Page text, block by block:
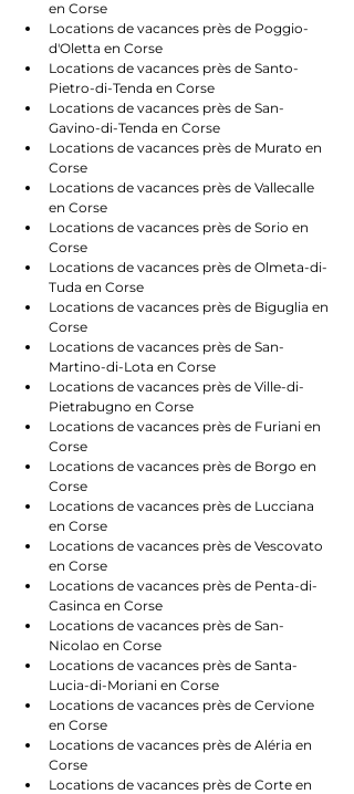
en Corse
Locations de vacances près de Poggio-
d'Oletta en Corse
Locations de vacances près de Santo-
Pietro-di-Tenda en Corse
Locations de vacances près de San-
Gavino-di-Tenda en Corse
Locations de vacances près de Murato en
Corse
Locations de vacances près de Vallecalle
en Corse
Locations de vacances près de Sorio en
Corse
Locations de vacances près de Olmeta-di-
Tuda en Corse
Locations de vacances près de Biguglia en
Corse
Locations de vacances près de San-
Martino-di-Lota en Corse
Locations de vacances près de Ville-di-
Pietrabugno en Corse
Locations de vacances près de Furiani en
Corse
Locations de vacances près de Borgo en
Corse
Locations de vacances près de Lucciana
en Corse
Locations de vacances près de Vescovato
en Corse
Locations de vacances près de Penta-di-
Casinca en Corse
Locations de vacances près de San-
Nicolao en Corse
Locations de vacances près de Santa-
Lucia-di-Moriani en Corse
Locations de vacances près de Cervione
en Corse
Locations de vacances près de Aléria en
Corse
Locations de vacances près de Corte en